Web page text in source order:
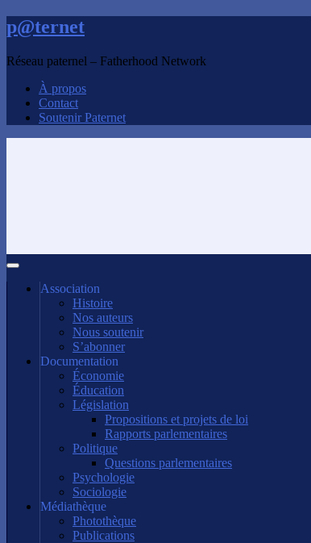
p@ternet
Réseau paternel – Fatherhood Network
À propos
Contact
Soutenir Paternet
Association
Histoire
Nos auteurs
Nous soutenir
S’abonner
Documentation
Économie
Éducation
Législation
Propositions et projets de loi
Rapports parlementaires
Politique
Questions parlementaires
Psychologie
Sociologie
Médiathèque
Photothèque
Publications